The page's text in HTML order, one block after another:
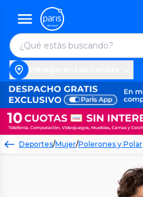
Deportes/Mujer/Polerones y Polar